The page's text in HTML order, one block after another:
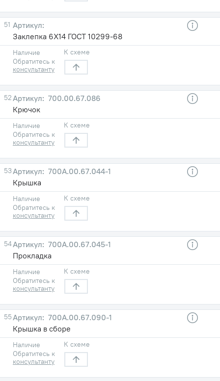
51
Заклепка 6Х14 ГОСТ 10299-68
Наличие
Обратитесь к
консультанту
К схеме
52
700.00.67.086
Крючок
Наличие
Обратитесь к
консультанту
К схеме
53
700А.00.67.044-1
Крышка
Наличие
Обратитесь к
консультанту
К схеме
54
700А.00.67.045-1
Прокладка
Наличие
Обратитесь к
консультанту
К схеме
55
700А.00.67.090-1
Крышка в сборе
Наличие
Обратитесь к
консультанту
К схеме